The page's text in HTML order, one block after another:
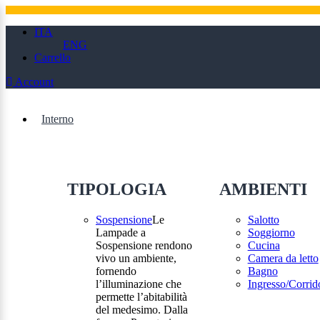
ITA
ENG
Carrello
Account
Interno
TIPOLOGIA
SospensioneLe
Lampade a
Sospensione rendono
vivo un ambiente,
fornendo
l’illuminazione che
permette l’abitabilità
del medesimo. Dalla
AMBIENTI
Salotto
Soggiorno
Cucina
Camera da letto
Bagno
Ingresso/